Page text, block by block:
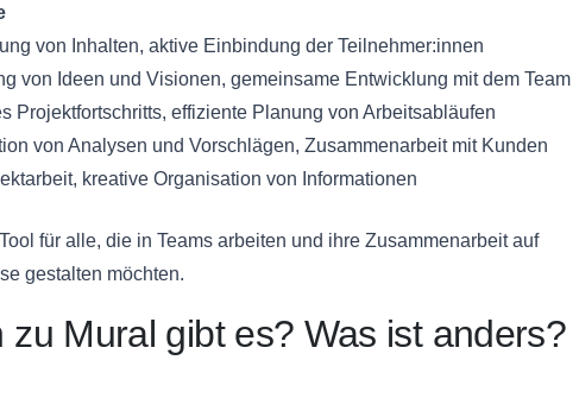
von Inhalten, aktive Einbindung der Teilnehmer:innen
von Ideen und Visionen, gemeinsame Entwicklung mit dem Team
Projektfortschritts, effiziente Planung von Arbeitsabläufen
von Analysen und Vorschlägen, Zusammenarbeit mit Kunden
kreative Organisation von Informationen
für alle, die in Teams arbeiten und ihre Zusammenarbeit auf
gestalten möchten.
zu Mural gibt es? Was ist anders?